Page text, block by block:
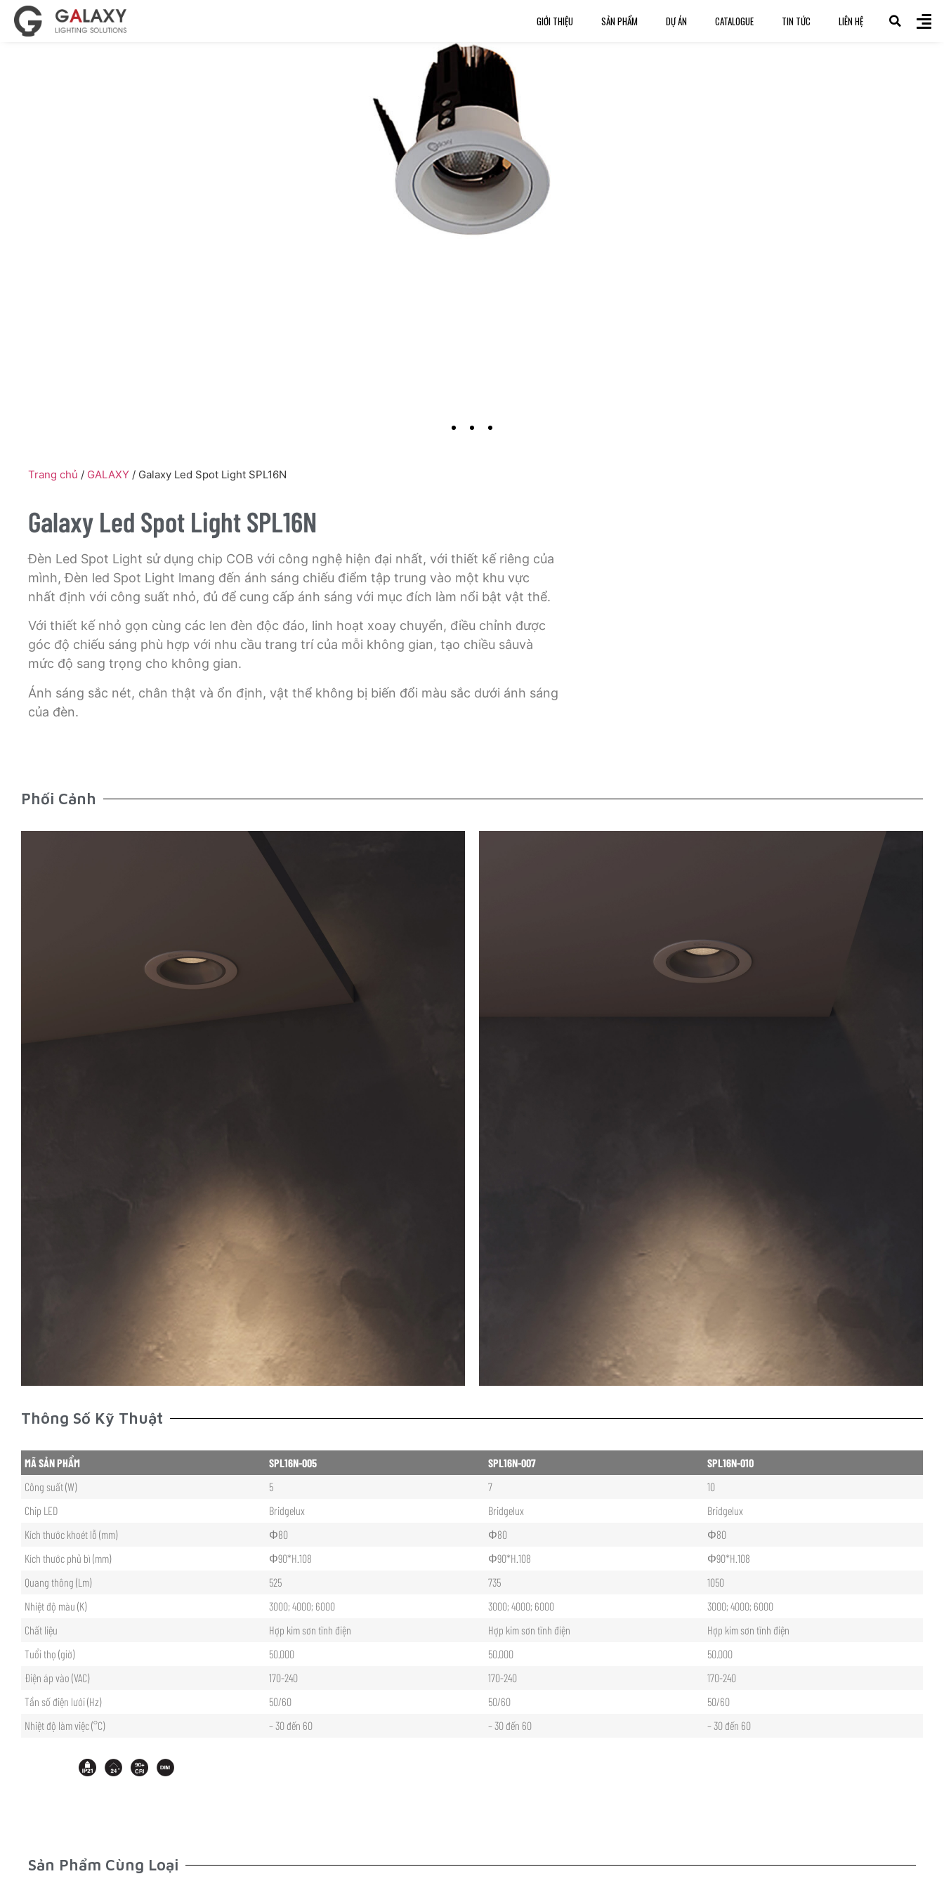
GIỚI THIỆU SẢN PHẨM DỰ ÁN CATALOGUE TIN TỨC LIÊN HỆ
Trang chủ / GALAXY / Galaxy Led Spot Light SPL16N
Galaxy Led Spot Light SPL16N
Đèn Led Spot Light sử dụng chip COB với công nghệ hiện đại nhất, với thiết kế riêng của
mình, Đèn led Spot Light lmang đến ánh sáng chiếu điểm tập trung vào một khu vực
nhất định với công suất nhỏ, đủ để cung cấp ánh sáng với mục đích làm nổi bật vật thể.
Với thiết kế nhỏ gọn cùng các len đèn độc đáo, linh hoạt xoay chuyển, điều chỉnh được
góc độ chiếu sáng phù hợp với nhu cầu trang trí của mỗi không gian, tạo chiều sâuvà
mức độ sang trọng cho không gian.
Ánh sáng sắc nét, chân thật và ổn định, vật thể không bị biến đổi màu sắc dưới ánh sáng
của đèn.
Phối Cảnh
Thông Số Kỹ Thuật
MÃ SẢN PHẨM SPL16N-005 SPL16N-007
SPL16N-010
Công suất (W)
5 7
10
Chip LED
Bridgelux Bridgelux
Bridgelux
Kích thước khoét lỗ (mm)
Φ80 Φ80
Φ80
Kích thước phủ bì (mm)
Φ90*H.108 Φ90*H.108
Φ90*H.108
Quang thông (Lm)
525 735
1050
Nhiệt độ màu (K)
3000; 4000; 6000 3000; 4000; 6000
3000; 4000; 6000
Chất liệu
Hợp kim sơn tĩnh điện Hợp kim sơn tĩnh điện
Hợp kim sơn tĩnh điện
Tuổi thọ (giờ)
50.000 50.000
50.000
Điện áp vào (VAC)
170-240 170-240
170-240
Tần số điện lưới (Hz)
50/60 50/60
50/60
Nhiệt độ làm việc (°C)
– 30 đến 60 – 30 đến 60 – 30 đến 60
Sản Phẩm Cùng Loại